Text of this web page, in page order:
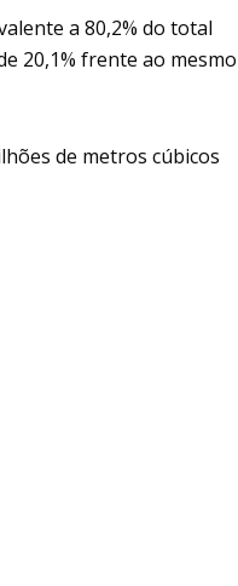
a 80,2% do total
20,1% frente ao mesmo
de metros cúbicos